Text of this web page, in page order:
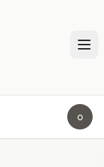
0